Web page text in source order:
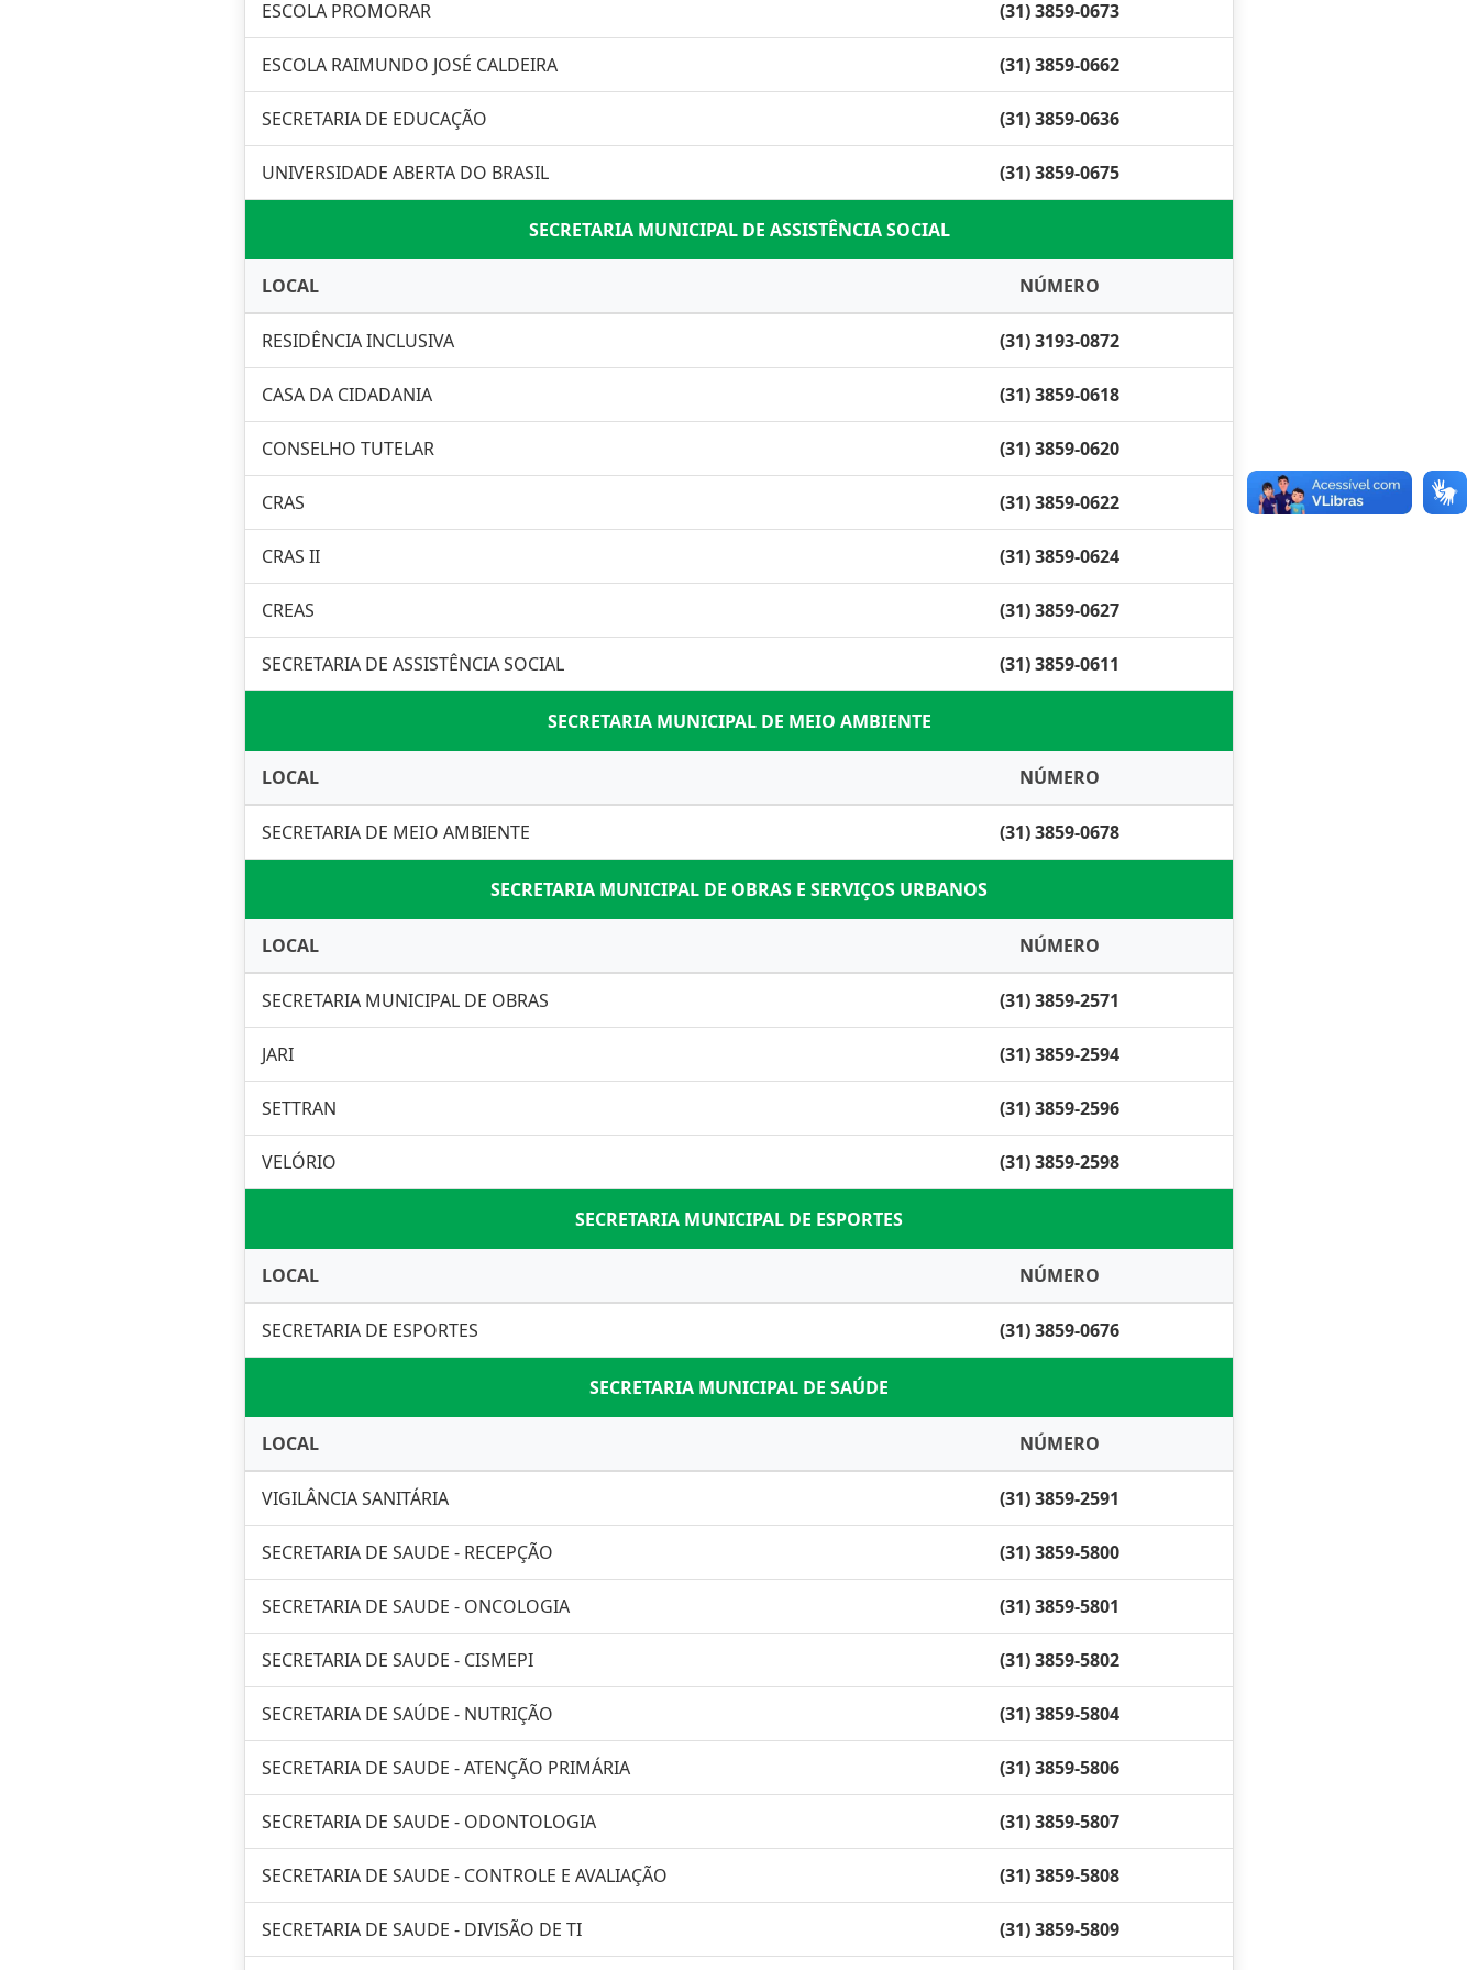
ESCOLA PROMORAR (31) 3859-0673
ESCOLA RAIMUNDO JOSÉ CALDEIRA (31) 3859-0662
SECRETARIA DE EDUCAÇÃO (31) 3859-0636
UNIVERSIDADE ABERTA DO BRASIL (31) 3859-0675
SECRETARIA MUNICIPAL DE ASSISTÊNCIA SOCIAL
LOCAL NÚMERO
RESIDÊNCIA INCLUSIVA (31) 3193-0872
CASA DA CIDADANIA (31) 3859-0618
CONSELHO TUTELAR (31) 3859-0620
CRAS (31) 3859-0622
CRAS II (31) 3859-0624
CREAS (31) 3859-0627
SECRETARIA DE ASSISTÊNCIA SOCIAL (31) 3859-0611
SECRETARIA MUNICIPAL DE MEIO AMBIENTE
LOCAL NÚMERO
SECRETARIA DE MEIO AMBIENTE (31) 3859-0678
SECRETARIA MUNICIPAL DE OBRAS E SERVIÇOS URBANOS
LOCAL NÚMERO
SECRETARIA MUNICIPAL DE OBRAS (31) 3859-2571
JARI (31) 3859-2594
SETTRAN (31) 3859-2596
VELÓRIO (31) 3859-2598
SECRETARIA MUNICIPAL DE ESPORTES
LOCAL NÚMERO
SECRETARIA DE ESPORTES (31) 3859-0676
SECRETARIA MUNICIPAL DE SAÚDE
LOCAL NÚMERO
VIGILÂNCIA SANITÁRIA (31) 3859-2591
SECRETARIA DE SAUDE - RECEPÇÃO (31) 3859-5800
SECRETARIA DE SAUDE - ONCOLOGIA (31) 3859-5801
SECRETARIA DE SAUDE - CISMEPI (31) 3859-5802
SECRETARIA DE SAÚDE - NUTRIÇÃO (31) 3859-5804
SECRETARIA DE SAUDE - ATENÇÃO PRIMÁRIA (31) 3859-5806
SECRETARIA DE SAUDE - ODONTOLOGIA (31) 3859-5807
SECRETARIA DE SAUDE - CONTROLE E AVALIAÇÃO (31) 3859-5808
SECRETARIA DE SAUDE - DIVISÃO DE TI (31) 3859-5809